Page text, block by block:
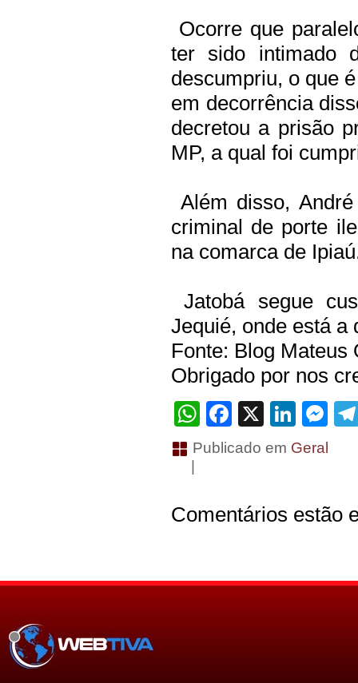
Ocorre que
ter sido intimado
descumpriu, o que
em decorrência
decretou a prisão
MP, a qual foi
Além disso,
criminal de porte
na comarca de
Jatobá segue
Jequié, onde está a
Fonte: Blog Mateus
Obrigado por nos
WhatsApp
Facebook
X
Publicado em Geral
Comentários estão